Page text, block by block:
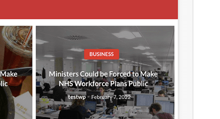
WordPress version
4.7
PHP version
5.6